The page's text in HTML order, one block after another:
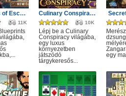
Blueprints of Escape
11K
Culinary Conspiracy
10K
Lépj be a Culinary
Conspiracy világába,
egy luxus
környezetben
játszódó
tárgykeresős...
egy